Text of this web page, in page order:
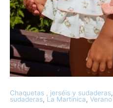
Chaquetas , jerséis y sudaderas,
sudaderas, La Martinica, Verano